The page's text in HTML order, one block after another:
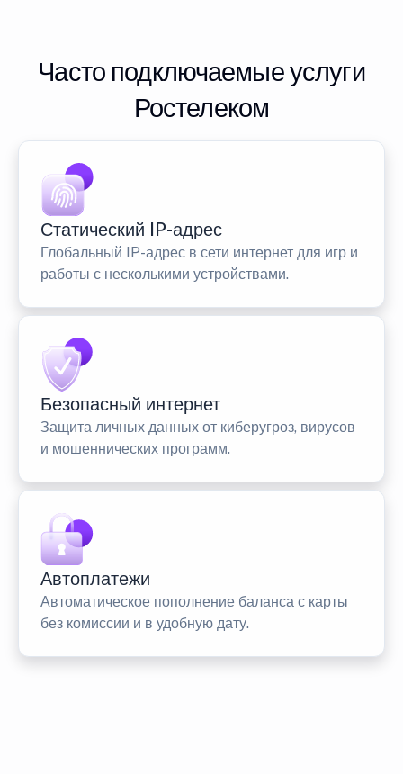
Часто подключаемые услуги
Ростелеком
Статический IP-адрес
Глобальный IP-адрес в сети интернет для игр и
работы с несколькими устройствами.
Безопасный интернет
Защита личных данных от киберугроз, вирусов
и мошеннических программ.
Автоплатежи
Автоматическое пополнение баланса с карты
без комиссии и в удобную дату.